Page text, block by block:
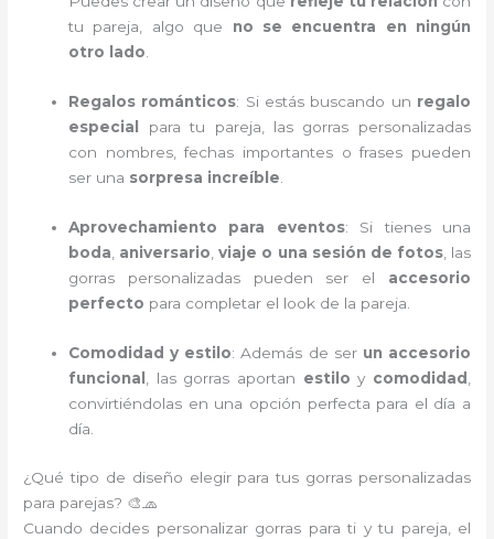
tu pareja, algo que no se encuentra en ningún
otro lado
Regalos románticos: Si estás buscando un regalo
especial
para tu pareja, las gorras personalizadas
con nombres, fechas importantes o frases pueden
ser una sorpresa increíble
Aprovechamiento para eventos: Si tienes una
boda aniversario ,viaje o una sesión de fotos, las
gorras personalizadas pueden ser el accesorio
perfecto para completar el look de la pareja.
Comodidad y estilo: Además de ser un accesorio
funcional , las gorras aportan estilo y comodidad
convirtiéndolas en una opción perfecta para el día a
día.
¿Qué tipo de diseño elegir para tus gorras personalizadas
para parejas? 🎨🧢
Cuando decides personalizar gorras para ti y tu pareja, el